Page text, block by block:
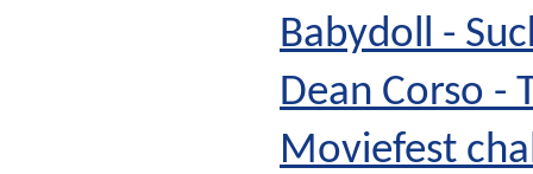
Babydoll -
Dean Corso -
Moviefest